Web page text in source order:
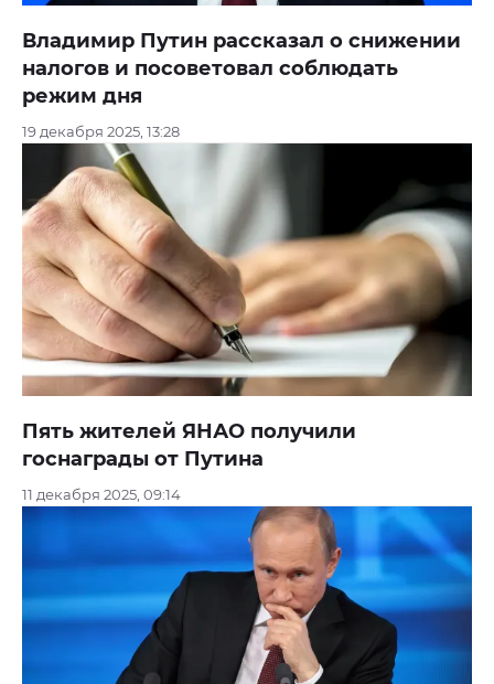
Владимир Путин рассказал о снижении
налогов и посоветовал соблюдать
режим дня
19 декабря 2025, 13:28
Пять жителей ЯНАО получили
госнаграды от Путина
11 декабря 2025, 09:14